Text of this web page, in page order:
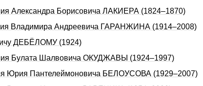
Александра Борисовича ЛАКИЕРА (1824–1870)
Владимира Андреевича ГАРАНЖИНА (1914–2008)
ДЕБЁЛОМУ (1924)
Булата Шалвовича ОКУДЖАВЫ (1924–1997)
Юрия Пантелеймоновича БЕЛОУСОВА (1929–2007)